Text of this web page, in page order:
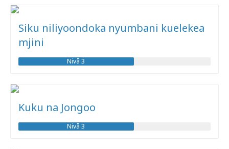
Siku niliyoondoka nyumbani kuelekea
mjini
Nivå 3
Kuku na Jongoo
Nivå 3